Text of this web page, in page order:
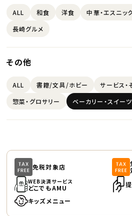
ALL 和食 洋食 中華・エスニッ
長崎グルメ
その他
ALL 書籍/文具/ホビー サービス・
惣菜・グロサリー
ベーカリー・スイーツ
免税対象店
WEB決済サービス
どこでもAMU
キッズメニュー